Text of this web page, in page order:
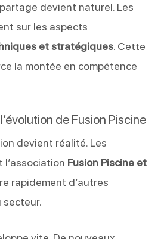
devient naturel. Les
sur les aspects
et stratégiques. Cette
la montée en compétence
de Fusion Piscine
devient réalité. Les
Fusion Piscine et
rapidement d’autres
secteur.